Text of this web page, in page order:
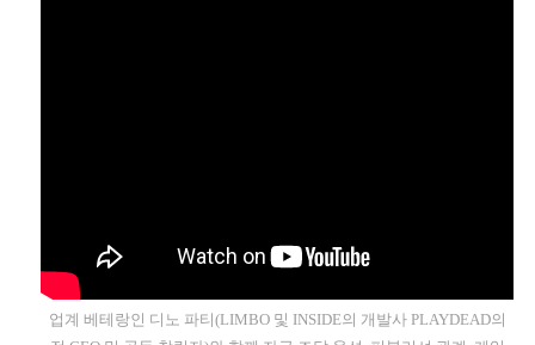
업계 베테랑인 디노 파티(LIMBO 및 INSIDE의 개발사 PLAYDEAD의